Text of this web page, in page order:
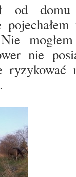
od
nie
ryzykować